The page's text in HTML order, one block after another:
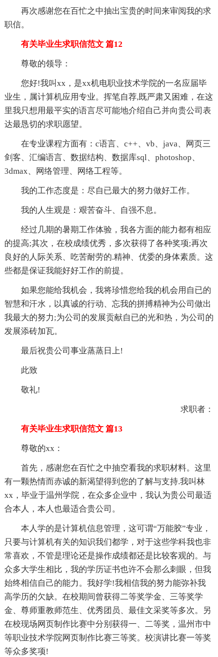
再次感谢您在百忙之中抽出宝贵的时间来审阅我的求
职信。
有关毕业生求职信范文 篇12
尊敬的领导：
您好!我叫xx，是xx机电职业技术学院的一名应届毕
业生，属计算机应用专业。挥笔自荐,既严肃又困难，在这
里我只想用最平实的语言尽可能地介绍自己并向贵公司表
达最恳切的求职愿望。
在专业课程方面有：c语言、c++、vb、java、网页三
剑客、汇编语言、数据结构、数据库sql、photoshop、
3dmax、网络管理、网络工程等。
我的工作态度是：尽自已最大的努力做好工作。
我的人生观是：艰苦奋斗、自强不息。
经过几期的暑期工作体验，我各方面的能力都有相应
的提高;其次，在校成绩优秀，多次获得了各种奖项;再次
良好的人际关系、吃苦耐劳的.精神、优委的身体素质。这
些都是保证我能好好工作的前提。
如果您能给我机会，我将珍惜您给我的机会用自已的
智慧和汗水，以真诚的行动、忘我的拼搏精神为公司做出
我最大的努力;为公司的发展贡献自已的光和热，为公司的
发展添砖加瓦。
最后祝贵公司事业蒸蒸日上!
此致
敬礼!
求职者：
有关毕业生求职信范文 篇13
尊敬的xx：
首先，感谢您在百忙之中抽空看我的求职材料。这里
有一颗热情而赤诚的新渴望得到您的了解与支持.我叫林
xx，毕业于温州学院，在众多企业中，我认为贵公司最适
合本人，本人也最适合贵公司。
本人学的是计算机信息管理，这可谓“万能胶”专业，
只要与计算机有关的知识我们都学，对于这些学科我也非
常喜欢，不管是理论还是操作成绩都还是比较客观的。与
众多大学生相比，我的学历证书也许不会那么刺眼，但我
始终相信自己的能力。我好学!我相信我的努力能弥补我
高学历的欠缺。在校期间曾获得二等奖学金、三等奖学
金、尊师重教师范生、优秀团员、最佳文采奖等多次。另
在校现场网页制作比赛中分别获得一、二等奖，温州市中
等职业技术学院网页制作比赛三等奖。校演讲比赛一等奖
等众多奖项!